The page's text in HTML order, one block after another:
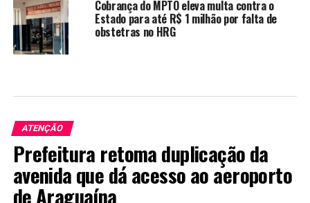
Cobrança do MPTO eleva multa contra o
Estado para até R$ 1 milhão por falta de
obstetras no HRG
ATENÇÃO
Prefeitura retoma duplicação da
avenida que dá acesso ao aeroporto
de Araguaína